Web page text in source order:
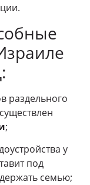
раздельного
;
у
под
семью;